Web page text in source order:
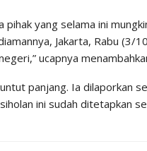
pihak yang selama ini
Jakarta, Rabu (3/
ucapnya
panjang. Ia dilaporkan
ini sudah ditetapkan